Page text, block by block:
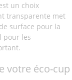
un choix
transparente met
surface pour la
pour les
votre éco-cup